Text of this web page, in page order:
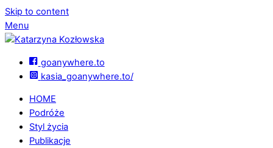
Skip to content
Menu
goanywhere.to
kasia_goanywhere.to/
HOME
Podróże
Styl życia
Publikacje